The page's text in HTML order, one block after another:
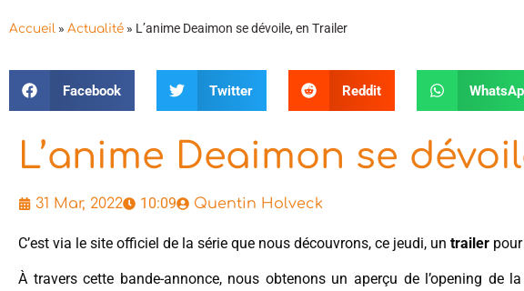
Accueil » Actualité » L’anime Deaimon se dévoile, en Trailer
Facebook Twitter Reddit
L’anime Deaimon se
31 Mar, 2022 10:09 Quentin Holveck
C’est via le site officiel de la série que nous découvrons, ce jeudi, un trailer pour
À travers cette bande-annonce, nous obtenons un aperçu de l’opening de